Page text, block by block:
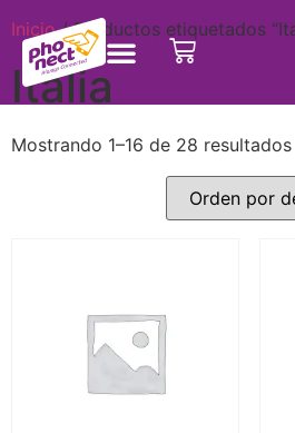
Inicio/ Productos etiquetados
Italia
Mostrando 1–16 de 28 resultados